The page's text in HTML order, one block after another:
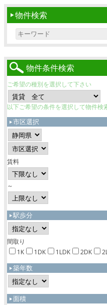
物件検索
Search for:
物件条件検索
ご希望の種別を選択して下さい
以下ご希望の条件を選択して物件検
市区選択
賃料
～
駅歩分
間取り
1K
1DK 1LDK 2DK
築年数
面積